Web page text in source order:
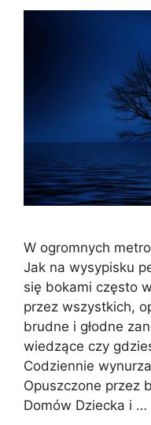
W ogromnych
Jak na wysypisku
się bokami często
przez wszystkich,
brudne i głodne
wiedzące czy
Codziennie
Opuszczone przez
Domów Dziecka i …